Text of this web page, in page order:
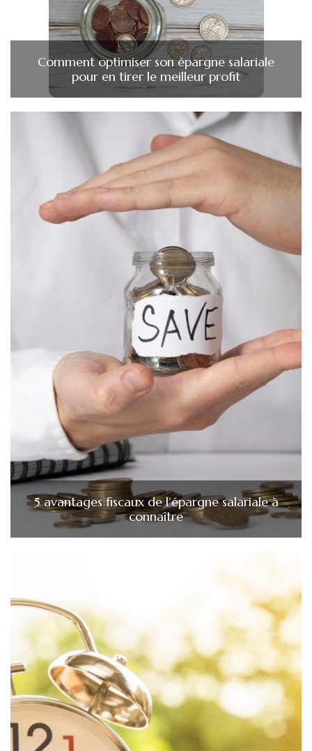
Comment optimiser son épargne salariale
pour en tirer le meilleur profit
5 avantages fiscaux de l’épargne salariale à
connaître